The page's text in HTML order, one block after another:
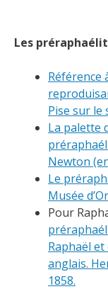
Les
Référence
Pise sur le
La palette
Newton
Le
Musée
Pour
Raphaël
anglais.
1858.